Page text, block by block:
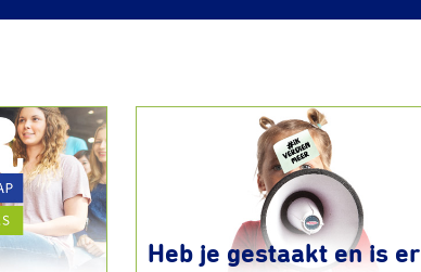
Heb je gestaakt en is er